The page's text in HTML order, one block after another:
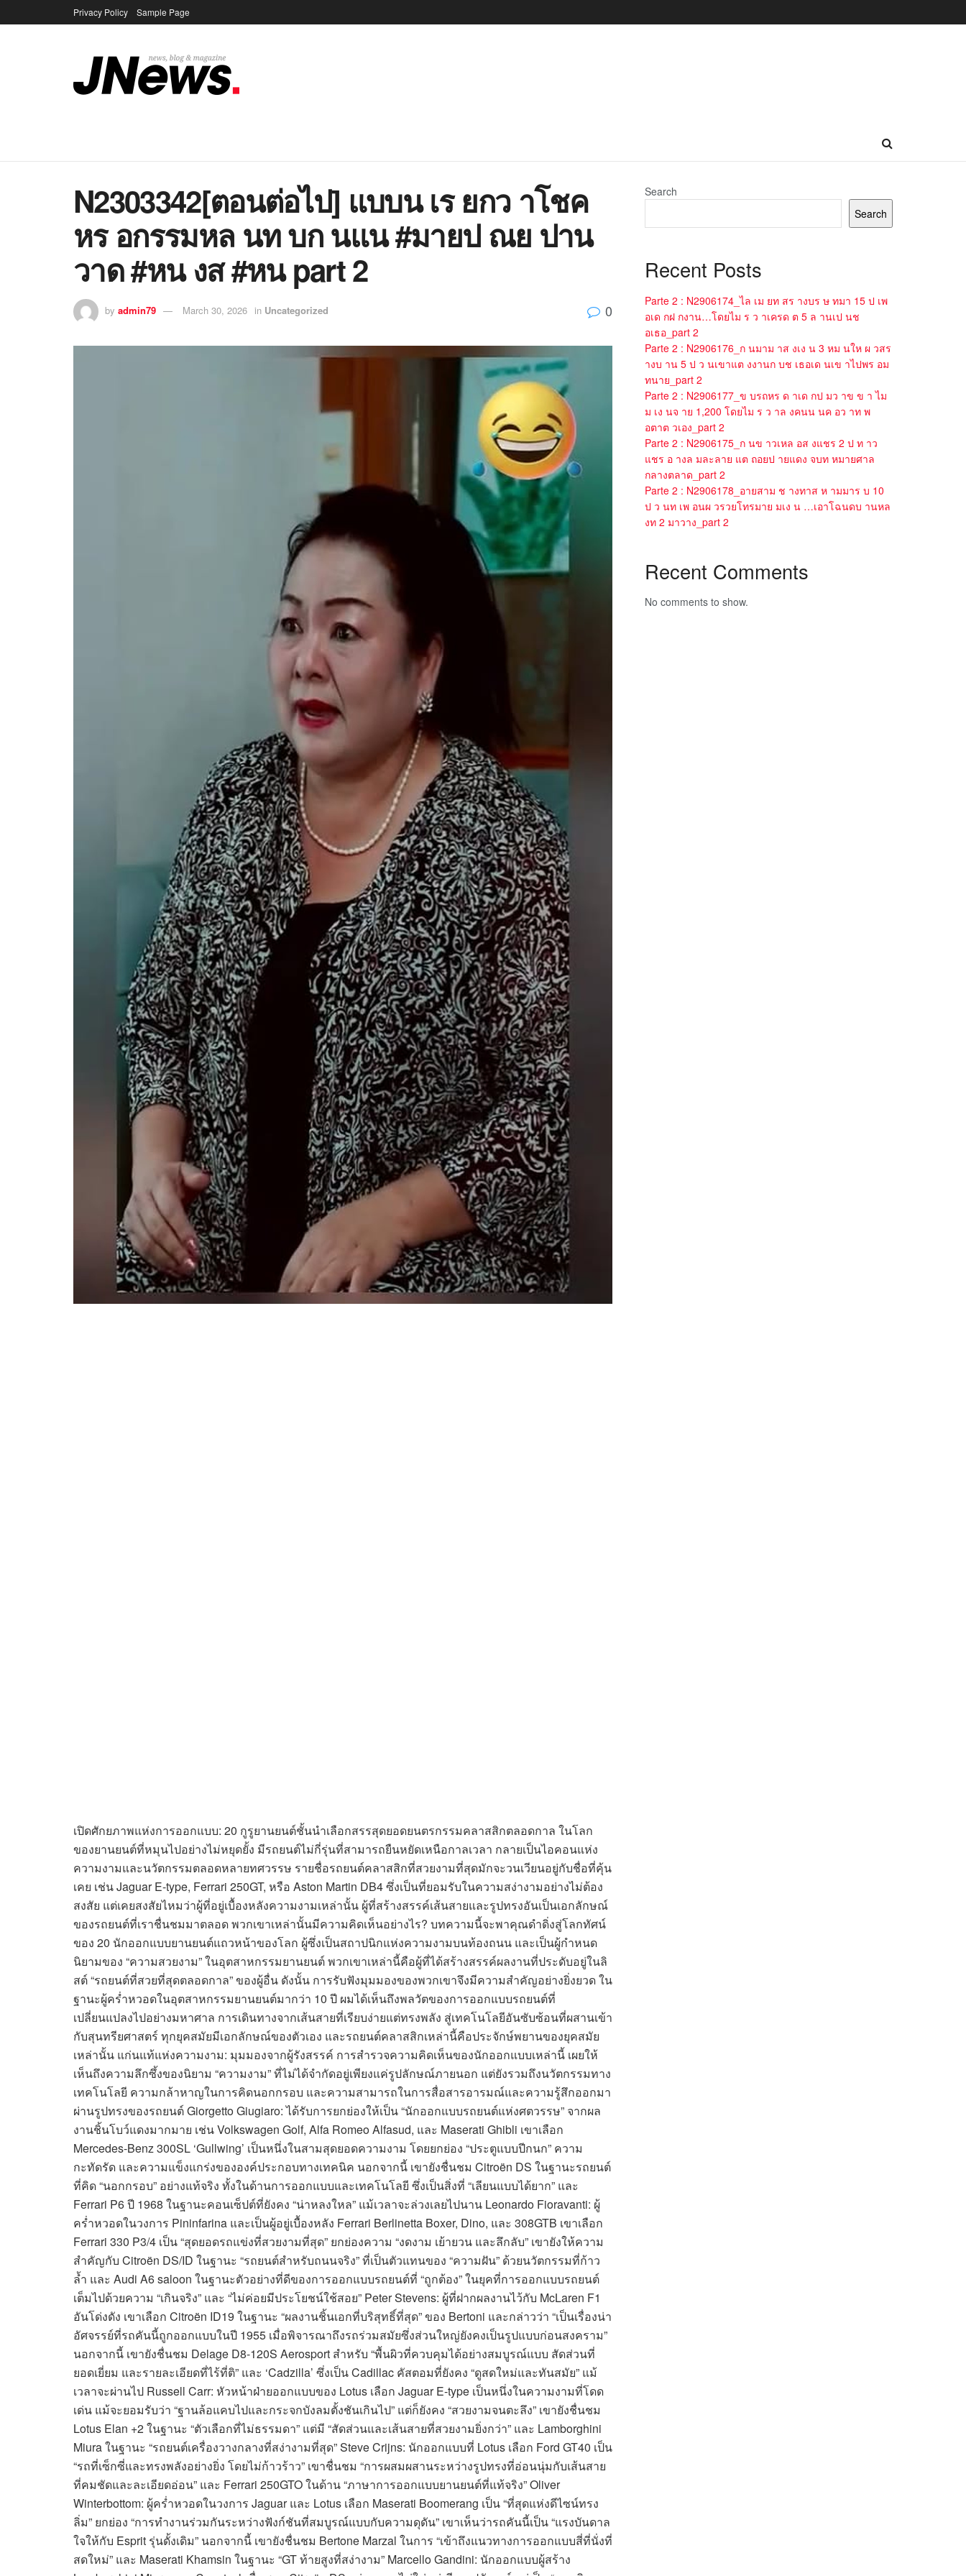
Privacy Policy Sample Page
N2303342[ตอนต่อไป] แบบน เร ยกว าโชค
หร อกรรมหล นท บก นแน #มายป ณย ปาน
วาด #หน งส #หน part 2
by admin79 March 30, 2026 in Uncategorized 0
เปิดศักยภาพแห่งการออกแบบ: 20 กูรูยานยนต์ชั้นนำเลือกสรรสุดยอดยนตรกรรมคลาสสิกตลอดกาล ในโลก
ของยานยนต์ที่หมุนไปอย่างไม่หยุดยั้ง มีรถยนต์ไม่กี่รุ่นที่สามารถยืนหยัดเหนือกาลเวลา กลายเป็นไอคอนแห่ง
ความงามและนวัตกรรมตลอดหลายทศวรรษ รายชื่อรถยนต์คลาสสิกที่สวยงามที่สุดมักจะวนเวียนอยู่กับชื่อที่คุ้น
เคย เช่น Jaguar E-type, Ferrari 250GT, หรือ Aston Martin DB4 ซึ่งเป็นที่ยอมรับในความสง่างามอย่างไม่ต้อง
สงสัย แต่เคยสงสัยไหมว่าผู้ที่อยู่เบื้องหลังความงามเหล่านั้น ผู้ที่สร้างสรรค์เส้นสายและรูปทรงอันเป็นเอกลักษณ์
ของรถยนต์ที่เราชื่นชมมาตลอด พวกเขาเหล่านั้นมีความคิดเห็นอย่างไร? บทความนี้จะพาคุณดำดิ่งสู่โลกทัศน์
ของ 20 นักออกแบบยานยนต์แถวหน้าของโลก ผู้ซึ่งเป็นสถาปนิกแห่งความงามบนท้องถนน และเป็นผู้กำหนด
นิยามของ “ความสวยงาม” ในอุตสาหกรรมยานยนต์ พวกเขาเหล่านี้คือผู้ที่ได้สร้างสรรค์ผลงานที่ประดับอยู่ในลิ
สต์ “รถยนต์ที่สวยที่สุดตลอดกาล” ของผู้อื่น ดังนั้น การรับฟังมุมมองของพวกเขาจึงมีความสำคัญอย่างยิ่งยวด ใน
ฐานะผู้คร่ำหวอดในอุตสาหกรรมยานยนต์มากว่า 10 ปี ผมได้เห็นถึงพลวัตของการออกแบบรถยนต์ที่
เปลี่ยนแปลงไปอย่างมหาศาล การเดินทางจากเส้นสายที่เรียบง่ายแต่ทรงพลัง สู่เทคโนโลยีอันซับซ้อนที่ผสานเข้า
กับสุนทรียศาสตร์ ทุกยุคสมัยมีเอกลักษณ์ของตัวเอง และรถยนต์คลาสสิกเหล่านี้คือประจักษ์พยานของยุคสมัย
เหล่านั้น แก่นแท้แห่งความงาม: มุมมองจากผู้รังสรรค์ การสำรวจความคิดเห็นของนักออกแบบเหล่านี้ เผยให้
เห็นถึงความลึกซึ้งของนิยาม “ความงาม” ที่ไม่ได้จำกัดอยู่เพียงแค่รูปลักษณ์ภายนอก แต่ยังรวมถึงนวัตกรรมทาง
เทคโนโลยี ความกล้าหาญในการคิดนอกกรอบ และความสามารถในการสื่อสารอารมณ์และความรู้สึกออกมา
ผ่านรูปทรงของรถยนต์ Giorgetto Giugiaro: ได้รับการยกย่องให้เป็น “นักออกแบบรถยนต์แห่งศตวรรษ” จากผล
งานชิ้นโบว์แดงมากมาย เช่น Volkswagen Golf, Alfa Romeo Alfasud, และ Maserati Ghibli เขาเลือก
Mercedes-Benz 300SL ‘Gullwing’ เป็นหนึ่งในสามสุดยอดความงาม โดยยกย่อง “ประตูแบบปีกนก” ความ
กะทัดรัด และความแข็งแกร่งขององค์ประกอบทางเทคนิค นอกจากนี้ เขายังชื่นชม Citroën DS ในฐานะรถยนต์
ที่คิด “นอกกรอบ” อย่างแท้จริง ทั้งในด้านการออกแบบและเทคโนโลยี ซึ่งเป็นสิ่งที่ “เลียนแบบได้ยาก” และ
Ferrari P6 ปี 1968 ในฐานะคอนเซ็ปต์ที่ยังคง “น่าหลงใหล” แม้เวลาจะล่วงเลยไปนาน Leonardo Fioravanti: ผู้
คร่ำหวอดในวงการ Pininfarina และเป็นผู้อยู่เบื้องหลัง Ferrari Berlinetta Boxer, Dino, และ 308GTB เขาเลือก
Ferrari 330 P3/4 เป็น “สุดยอดรถแข่งที่สวยงามที่สุด” ยกย่องความ “งดงาม เย้ายวน และลึกลับ” เขายังให้ความ
สำคัญกับ Citroën DS/ID ในฐานะ “รถยนต์สำหรับถนนจริง” ที่เป็นตัวแทนของ “ความฝัน” ด้วยนวัตกรรมที่ก้าว
ล้ำ และ Audi A6 saloon ในฐานะตัวอย่างที่ดีของการออกแบบรถยนต์ที่ “ถูกต้อง” ในยุคที่การออกแบบรถยนต์
เต็มไปด้วยความ “เกินจริง” และ “ไม่ค่อยมีประโยชน์ใช้สอย” Peter Stevens: ผู้ที่ฝากผลงานไว้กับ McLaren F1
อันโด่งดัง เขาเลือก Citroën ID19 ในฐานะ “ผลงานชิ้นเอกที่บริสุทธิ์ที่สุด” ของ Bertoni และกล่าวว่า “เป็นเรื่องน่า
อัศจรรย์ที่รถคันนี้ถูกออกแบบในปี 1955 เมื่อพิจารณาถึงรถร่วมสมัยซึ่งส่วนใหญ่ยังคงเป็นรูปแบบก่อนสงคราม”
นอกจากนี้ เขายังชื่นชม Delage D8-120S Aerosport สำหรับ “พื้นผิวที่ควบคุมได้อย่างสมบูรณ์แบบ สัดส่วนที่
ยอดเยี่ยม และรายละเอียดที่ไร้ที่ติ” และ ‘Cadzilla’ ซึ่งเป็น Cadillac คัสตอมที่ยังคง “ดูสดใหม่และทันสมัย” แม้
เวลาจะผ่านไป Russell Carr: หัวหน้าฝ่ายออกแบบของ Lotus เลือก Jaguar E-type เป็นหนึ่งในความงามที่โดด
เด่น แม้จะยอมรับว่า “ฐานล้อแคบไปและกระจกบังลมตั้งชันเกินไป” แต่ก็ยังคง “สวยงามจนตะลึง” เขายังชื่นชม
Lotus Elan +2 ในฐานะ “ตัวเลือกที่ไม่ธรรมดา” แต่มี “สัดส่วนและเส้นสายที่สวยงามยิ่งกว่า” และ Lamborghini
Miura ในฐานะ “รถยนต์เครื่องวางกลางที่สง่างามที่สุด” Steve Crijns: นักออกแบบที่ Lotus เลือก Ford GT40 เป็น
“รถที่เซ็กซี่และทรงพลังอย่างยิ่ง โดยไม่ก้าวร้าว” เขาชื่นชม “การผสมผสานระหว่างรูปทรงที่อ่อนนุ่มกับเส้นสาย
ที่คมชัดและละเอียดอ่อน” และ Ferrari 250GTO ในด้าน “ภาษาการออกแบบยานยนต์ที่แท้จริง” Oliver
Winterbottom: ผู้คร่ำหวอดในวงการ Jaguar และ Lotus เลือก Maserati Boomerang เป็น “ที่สุดแห่งดีไซน์ทรง
ลิ่ม” ยกย่อง “การทำงานร่วมกันระหว่างฟังก์ชันที่สมบูรณ์แบบกับความดุดัน” เขาเห็นว่ารถคันนี้เป็น “แรงบันดาล
ใจให้กับ Esprit รุ่นดั้งเดิม” นอกจากนี้ เขายังชื่นชม Bertone Marzal ในการ “เข้าถึงแนวทางการออกแบบสี่ที่นั่งที่
สดใหม่” และ Maserati Khamsin ในฐานะ “GT ท้ายสูงที่สง่างาม” Marcello Gandini: นักออกแบบผู้สร้าง
Search
Search
Recent Posts
Parte 2 : N2906174_ไล เม ยท สร างบร ษ ทมา 15 ป เพ
อเด กฝ กงาน…โดยไม ร ว าเครด ต 5 ล านเป นช
อเธอ_part 2
Parte 2 : N2906176_ก นมาม าส งเง น 3 หม นให ผ วสร
างบ าน 5 ป ว นเขาแต งงานก บช เธอเด นเข าไปพร อม
ทนาย_part 2
Parte 2 : N2906177_ข บรถหร ด าเด กป มว าข ข า ไม
ม เง นจ าย 1,200 โดยไม ร ว าล งคนน นค อว าท พ
อตาต วเอง_part 2
Parte 2 : N2906175_ก นข าวเหล อส งแชร 2 ป ท าว
แชร อ างล มละลาย แต ถอยป ายแดง จบท หมายศาล
กลางตลาด_part 2
Parte 2 : N2906178_อายสาม ช างทาส ห ามมาร บ 10
ป ว นท เพ อนผ วรวยโทรมาย มเง น …เอาโฉนดบ านหล
งท 2 มาวาง_part 2
Recent Comments
No comments to show.